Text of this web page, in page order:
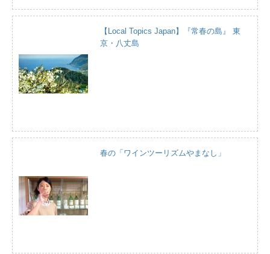
【Local Topics Japan】『常春の島』 東
京・八丈島
春の「ワインツーリズムやまなし」